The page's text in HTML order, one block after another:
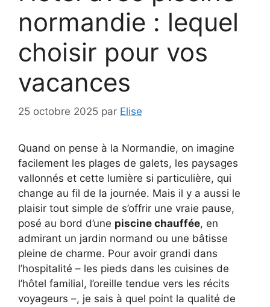
normandie : lequel
choisir pour vos
vacances
25 octobre 2025 par Elise
Quand on pense à la Normandie, on imagine
facilement les plages de galets, les paysages
vallonnés et cette lumière si particulière, qui
change au fil de la journée. Mais il y a aussi le
plaisir tout simple de s’offrir une vraie pause,
posé au bord d’une piscine chauffée, en
admirant un jardin normand ou une bâtisse
pleine de charme. Pour avoir grandi dans
l’hospitalité – les pieds dans les cuisines de
l’hôtel familial, l’oreille tendue vers les récits
voyageurs –, je sais à quel point la qualité de